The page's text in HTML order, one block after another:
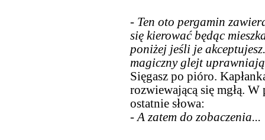
- Ten oto pergamin
się kierować będąc
poniżej jeśli je
magiczny glejt
Sięgasz po pióro.
rozwiewającą się mgłą.
ostatnie słowa:
- A zatem do zobaczenia...